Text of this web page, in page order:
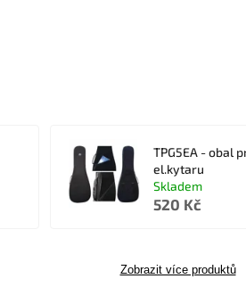
TPG5EA - obal
el.kytaru
Skladem
520 Kč
Zobrazit více produktů